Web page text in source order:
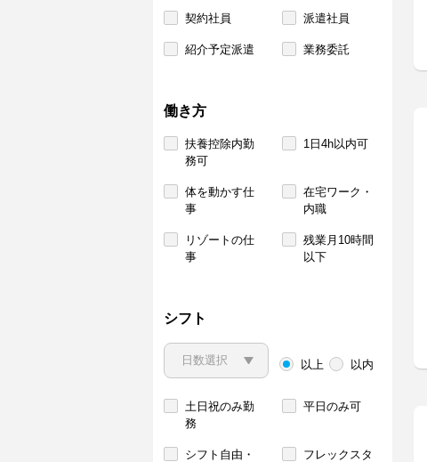
契約社員 派遣社員
紹介予定派遣 業務委託
働き方
扶養控除内勤
務可
1日4h以内可
体を動かす仕
事
在宅ワーク・
内職
リゾートの仕
事
残業月10時間
以下
シフト
以上 以内
土日祝のみ勤
務
平日のみ可
シフト自由・
フレックスタ